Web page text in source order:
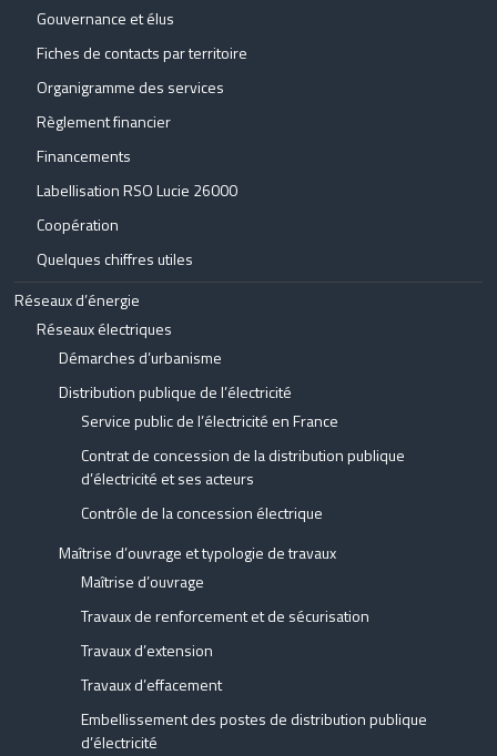
Gouvernance et élus
Fiches de contacts par territoire
Organigramme des services
Règlement financier
Financements
Labellisation RSO Lucie 26000
Coopération
Quelques chiffres utiles
Réseaux d’énergie
Réseaux électriques
Démarches d’urbanisme
Distribution publique de l’électricité
Service public de l’électricité en France
Contrat de concession de la distribution publique
d’électricité et ses acteurs
Contrôle de la concession électrique
Maîtrise d’ouvrage et typologie de travaux
Maîtrise d’ouvrage
Travaux de renforcement et de sécurisation
Travaux d’extension
Travaux d’effacement
Embellissement des postes de distribution publique
d’électricité